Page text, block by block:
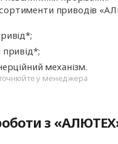
приводів
механізм.
у менеджера
з